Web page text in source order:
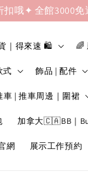
扣哦✦ 全館3000
｜得來速 🛍️ 🌈
式 飾品 | 配件
車 | 推車周邊｜圍裙
加拿大🇨🇦BB｜
網 展示工作預約